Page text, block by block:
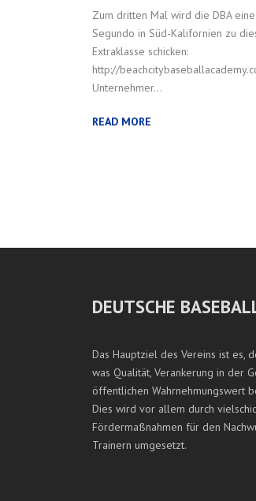
Zum dritten Mal wird die DBA
Segundo in Süd-Kalifornien zu
Extraklasse schicken:
http://
Unternehmer...
READ MORE
DEUTSCHE
Das Hauptziel des Vereins ist es,
was Qualität, Verankerung in der
öffentlichen Wahrnehmungswert
Dies wird vor allem durch
Fördermaßnahmen für den
Trainern umgesetzt.